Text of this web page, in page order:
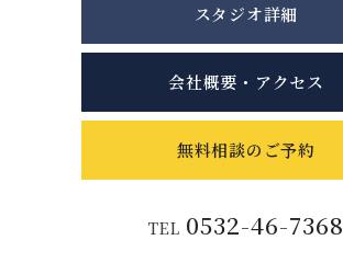
スタジオ詳細
会社概要・アクセス
無料相談のご予約
TEL 0532-46-7368